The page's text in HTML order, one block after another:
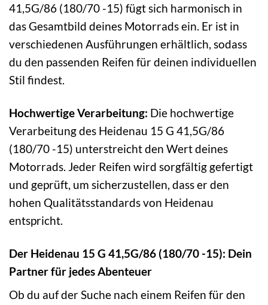
41,5G/86 (180/70 -15) fügt sich harmonisch in
das Gesamtbild deines Motorrads ein. Er ist in
verschiedenen Ausführungen erhältlich, sodass
du den passenden Reifen für deinen individuellen
Stil findest.
Hochwertige Verarbeitung: Die hochwertige
Verarbeitung des Heidenau 15 G 41,5G/86
(180/70 -15) unterstreicht den Wert deines
Motorrads. Jeder Reifen wird sorgfältig gefertigt
und geprüft, um sicherzustellen, dass er den
hohen Qualitätsstandards von Heidenau
entspricht.
Der Heidenau 15 G 41,5G/86 (180/70 -15): Dein
Partner für jedes Abenteuer
Ob du auf der Suche nach einem Reifen für den